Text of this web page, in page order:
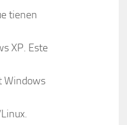
tienen
XP. Este
Windows